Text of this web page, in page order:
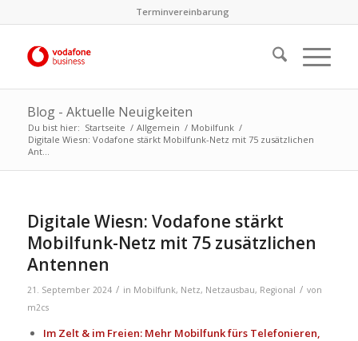
Terminvereinbarung
Blog - Aktuelle Neuigkeiten
Du bist hier: Startseite / Allgemein / Mobilfunk /
Digitale Wiesn: Vodafone stärkt Mobilfunk-Netz mit 75 zusätzlichen
Ant...
Digitale Wiesn: Vodafone stärkt
Mobilfunk-Netz mit 75 zusätzlichen
Antennen
21. September 2024 / in Mobilfunk, Netz, Netzausbau, Regional / von
m2cs
Im Zelt & im Freien: Mehr Mobilfunk fürs Telefonieren,